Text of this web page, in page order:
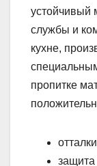
устойчивый
службы и
кухне,
пропитке
защита